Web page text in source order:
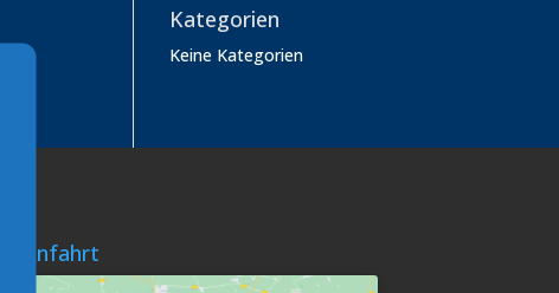
Kategorien
Keine Kategorien
Anfahrt